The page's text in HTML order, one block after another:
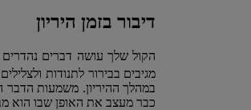
דיבור בזמן היריון
הקול שלך עושה דברים
מגיבים בבירור לתנודות
במהלך ההיריון. משמעות
כבר מעצב את האופן שבו הוא